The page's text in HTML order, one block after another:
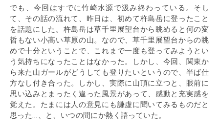
でも、今回はすでに竹崎水源で汲み終わっている。そし
て、その話の流れて、昨日は、初めて杵島岳に登ったこと
を話題にした。杵島岳は草千里展望台から眺めると何の変
哲もない小高い草原の山。なので、草千里展望台からの眺
めで十分ということで、これまで一度も登ってみようとい
う気持ちになったことはなかった。しかし、今回、関東か
ら来た山ガールがどうしても登りたいというので、半ば仕
方なし付き合った。しかし、実際に山頂に立つと、眼前に
思い込みとまったく違った風景があって、感動と充実感を
覚えた。たまには人の意見にも謙虚に聞いてみるものだと
思った…、と、いつの間にか熱く語っていた。